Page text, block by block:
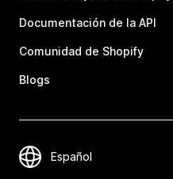
Documentación de la API
Comunidad de Shopify
Blogs